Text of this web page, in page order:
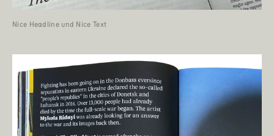
Nice Headline und Nice Text